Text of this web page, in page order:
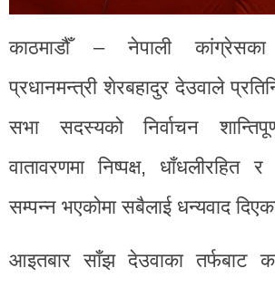
काठमाडौँ – नेपाली
प्रधानमन्त्री शेरबहादुर देउवाले
सभा सदस्यको निर्वाचन
वातावरणमा निष्पक्ष, धाँधलीरहित
सम्पन्न भएकोमा सबैलाई धन्यवाद
आइतबार साँझ देउवाका तर्फबाट